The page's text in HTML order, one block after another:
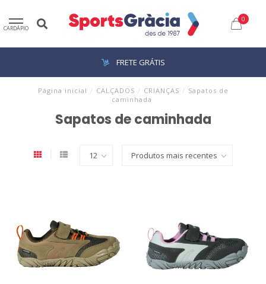
CARDÁPIO
0
FRETE GRÁTIS
Página inicial / CALÇADOS / CRIANÇAS / Sapatos de
caminhada
Sapatos de caminhada